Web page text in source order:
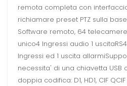
remota completa con
richiamare preset PTZ sulla
Software remoto, 64
unico4 Ingressi audio 1
Ingressi ed 1 uscita
necessita' di una chiavetta USB
doppia codifica: D1, HD1, CIF